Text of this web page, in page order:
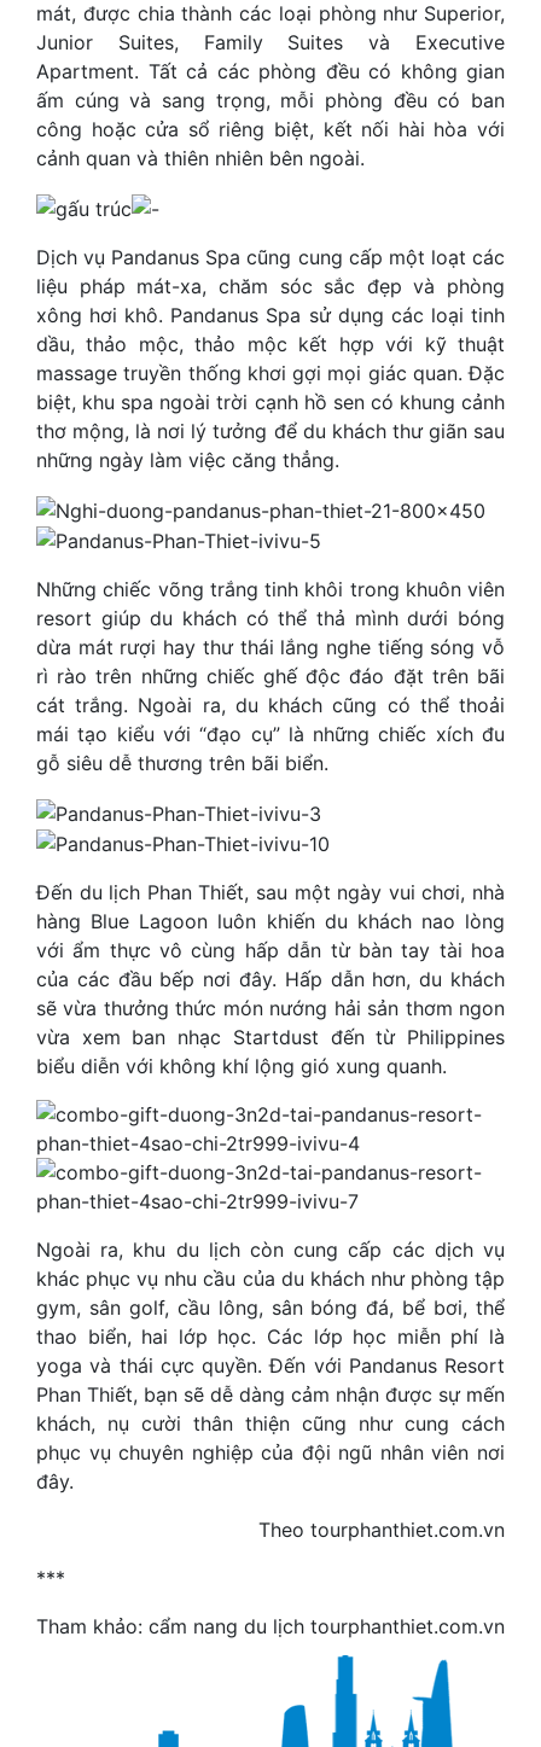
mát, được chia thành các loại phòng như Superior,
Junior Suites, Family Suites và Executive
Apartment. Tất cả các phòng đều có không gian
ấm cúng và sang trọng, mỗi phòng đều có ban
công hoặc cửa sổ riêng biệt, kết nối hài hòa với
cảnh quan và thiên nhiên bên ngoài.
Dịch vụ Pandanus Spa cũng cung cấp một loạt các
liệu pháp mát-xa, chăm sóc sắc đẹp và phòng
xông hơi khô. Pandanus Spa sử dụng các loại tinh
dầu, thảo mộc, thảo mộc kết hợp với kỹ thuật
massage truyền thống khơi gợi mọi giác quan. Đặc
biệt, khu spa ngoài trời cạnh hồ sen có khung cảnh
thơ mộng, là nơi lý tưởng để du khách thư giãn sau
những ngày làm việc căng thẳng.
Những chiếc võng trắng tinh khôi trong khuôn viên
resort giúp du khách có thể thả mình dưới bóng
dừa mát rượi hay thư thái lắng nghe tiếng sóng vỗ
rì rào trên những chiếc ghế độc đáo đặt trên bãi
cát trắng. Ngoài ra, du khách cũng có thể thoải
mái tạo kiểu với “đạo cụ” là những chiếc xích đu
gỗ siêu dễ thương trên bãi biển.
Đến du lịch Phan Thiết, sau một ngày vui chơi, nhà
hàng Blue Lagoon luôn khiến du khách nao lòng
với ẩm thực vô cùng hấp dẫn từ bàn tay tài hoa
của các đầu bếp nơi đây. Hấp dẫn hơn, du khách
sẽ vừa thưởng thức món nướng hải sản thơm ngon
vừa xem ban nhạc Startdust đến từ Philippines
biểu diễn với không khí lộng gió xung quanh.
Ngoài ra, khu du lịch còn cung cấp các dịch vụ
khác phục vụ nhu cầu của du khách như phòng tập
gym, sân golf, cầu lông, sân bóng đá, bể bơi, thể
thao biển, hai lớp học. Các lớp học miễn phí là
yoga và thái cực quyền. Đến với Pandanus Resort
Phan Thiết, bạn sẽ dễ dàng cảm nhận được sự mến
khách, nụ cười thân thiện cũng như cung cách
phục vụ chuyên nghiệp của đội ngũ nhân viên nơi
đây.
Theo tourphanthiet.com.vn
***
Tham khảo: cẩm nang du lịch tourphanthiet.com.vn